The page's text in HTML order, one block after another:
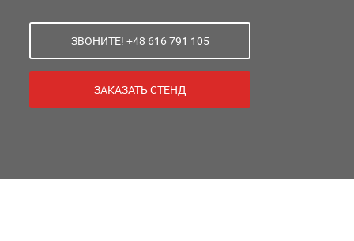
ЗВОНИТЕ! +48 616 791 105
ЗАКАЗАТЬ СТЕНД